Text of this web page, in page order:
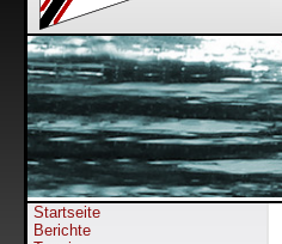
Startseite
Berichte